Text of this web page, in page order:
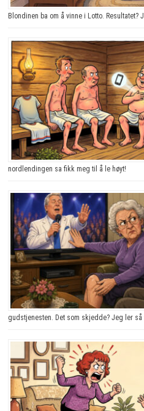
Blondinen ba om å vinne i Lotto. Resultatet?
nordlendingen sa fikk meg til å le høyt!
gudstjenesten. Det som skjedde? Jeg ler så